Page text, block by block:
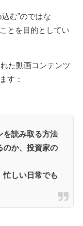
む”のではな
ことを目的としてい
た動画コンテンツ
す：
を読み取る方法
のか、投資家の
忙しい日常でも